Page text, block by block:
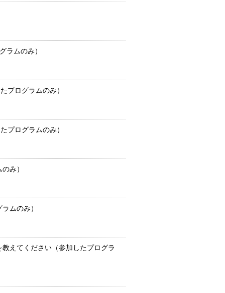
ラムのみ）
プログラムのみ）
プログラムのみ）
み）
ムのみ）
えてください（参加したプログラ